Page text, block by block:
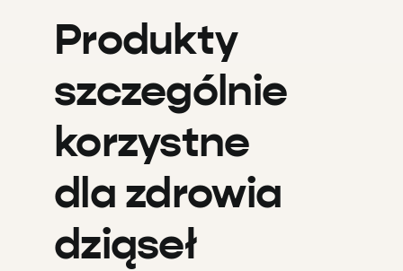
Produkty
szczególnie
korzystne
dla zdrowia
dziąseł